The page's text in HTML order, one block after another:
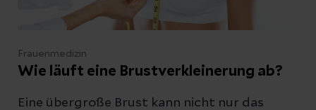
Frauenmedizin
Wie läuft eine Brustverkleinerung ab?
Eine übergroße Brust kann nicht nur das